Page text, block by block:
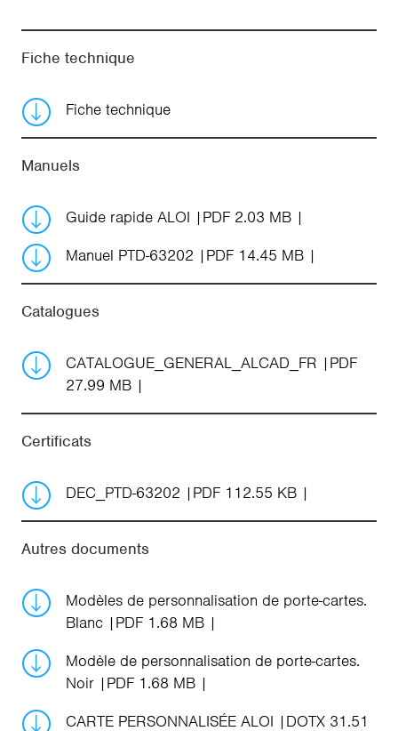
Fiche technique
Fiche technique
Manuels
Guide rapide ALOI
PDF 2.03 MB
Manuel PTD-63202
PDF 14.45 MB
Catalogues
CATALOGUE_GENERAL_ALCAD_FR
PDF
27.99 MB
Certificats
DEC_PTD-63202 PDF 112.55 KB
Autres documents
Modèles de personnalisation de porte-cartes.
Blanc
PDF 1.68 MB
Modèle de personnalisation de porte-cartes.
Noir
PDF 1.68 MB
CARTE PERSONNALISÉE ALOI
DOTX 31.51